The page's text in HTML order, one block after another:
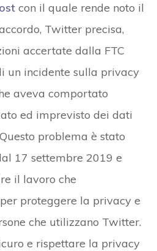
con il quale rende noto il
Twitter precisa,
accertate dalla FTC
un incidente sulla privacy
aveva comportato
ed imprevisto dei dati
problema è stato
17 settembre 2019 e
il lavoro che
proteggere la privacy e
che utilizzano Twitter.
e rispettare la privacy